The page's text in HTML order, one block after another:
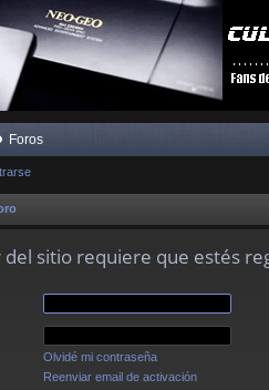
Foros
sitio requiere que estés
Olvidé mi contraseña
Reenviar email de activación